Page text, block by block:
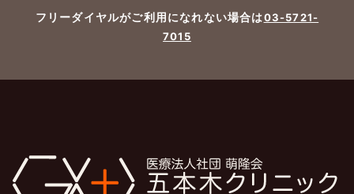
フリーダイヤルがご利用になれない場合は03-5721-
7015